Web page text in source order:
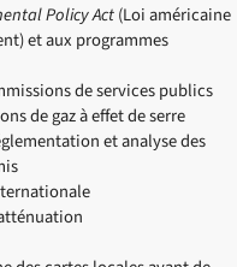
Policy Act(Loi américaine
et aux programmes
de services publics
de gaz à effet de serre
et analyse des